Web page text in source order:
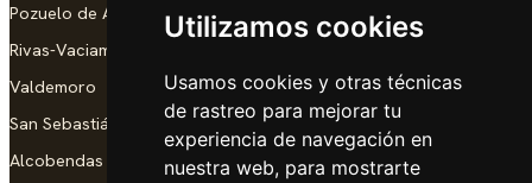
Utilizamos cookies
Usamos cookies y otras técnicas
de rastreo para mejorar tu
experiencia de navegación en
nuestra web, para mostrarte
Pozuelo de Alarcón
Rivas-Vaciamadrid
Valdemoro
San Sebastián de los Reyes
Alcobendas